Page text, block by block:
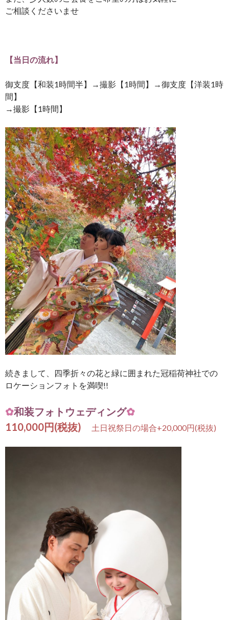
ご相談くださいませ
【当日の流れ】
御支度【和装1時間半】→撮影【1時間】→御支度【洋装1時
間】
→撮影【1時間】
続きまして、四季折々の花と緑に囲まれた冠稲荷神社での
ロケーションフォトを満喫!!
✿和装フォトウェディング✿
110,000円(税抜)
土日祝祭日の場合+20,000円(税抜)